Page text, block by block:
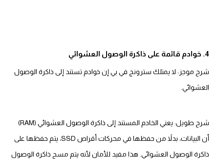
4. خوادم قائمة على ذاكرة الوصول العشوائي
شرح موجز: لا يمتلك سترونج في بي إن خوادم تستند إلى ذاكرة الوصول
العشوائي.
شرح طويل: يعني الخادم المستند إلى ذاكرة الوصول العشوائي (RAM)
أن البيانات، بدلاً من حفظها في محركات أقراص SSD، يتم حفظها على
ذاكرة الوصول العشوائي. هذا مفيد للأمان لأنه يتم مسح ذاكرة الوصول